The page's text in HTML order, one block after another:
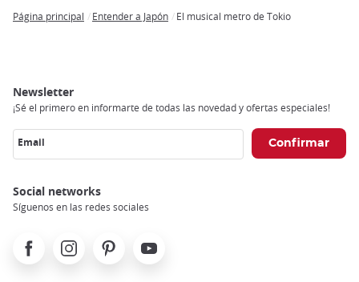
Página principal Entender a Japón El musical metro de Tokio
Newsletter
¡Sé el primero en informarte de todas las novedad y ofertas especiales!
Email
Social networks
Síguenos en las redes sociales
FacebookInstagramPinterest Youtube